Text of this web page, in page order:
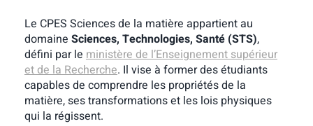
Le CPES Sciences de la matière appartient au
domaine Sciences, Technologies, Santé (STS),
défini par le ministère de l’Enseignement supérieur
et de la Recherche. Il vise à former des étudiants
capables de comprendre les propriétés de la
matière, ses transformations et les lois physiques
qui la régissent.